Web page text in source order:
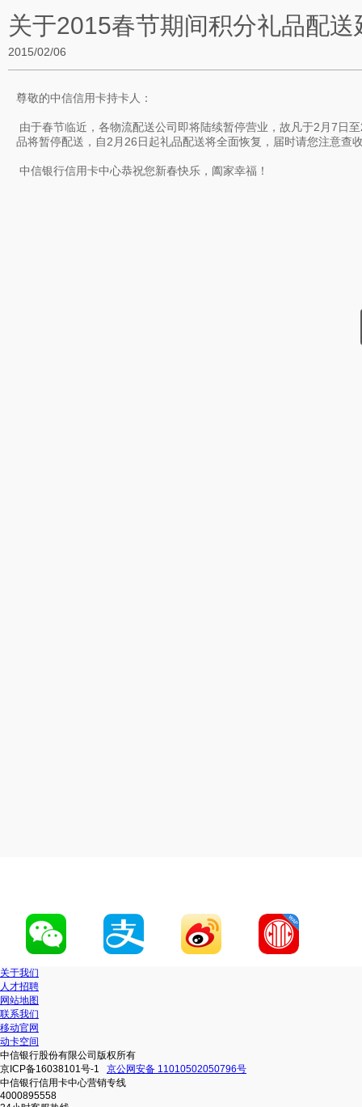
关于2015春节期间积分礼品配送
2015/02/06
尊敬的中信信用卡持卡人：
由于春节临近，各物流配送公司即将陆续暂停营业，故凡于2月7日
品将暂停配送，自2月26日起礼品配送将全面恢复，届时请您注意查
中信银行信用卡中心恭祝您新春快乐，阖家幸福！
关于我们
人才招聘
网站地图
联系我们
移动官网
动卡空间
中信银行股份有限公司版权所有
京ICP备16038101号-1
京公网安备 11010502050796号
中信银行信用卡中心营销专线
4000895558